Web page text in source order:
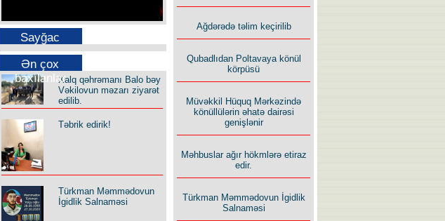
Sayğac
Ən çox
baxılanlarXalq qəhrəmanı Balo bəy
Vəkilovun məzarı ziyarət
edilib.
Təbrik edirik!
Türkman Məmmədovun
İgidlik Salnaməsi
Ağdərədə təlim keçirilib
Qubadlıdan Poltavaya könül
körpüsü
Müvəkkil Hüquq Mərkəzində
könüllülərin əhatə dairəsi
genişlənir
Məhbuslar ağır hökmlərə etiraz
edir.
Türkman Məmmədovun İgidlik
Salnaməsi